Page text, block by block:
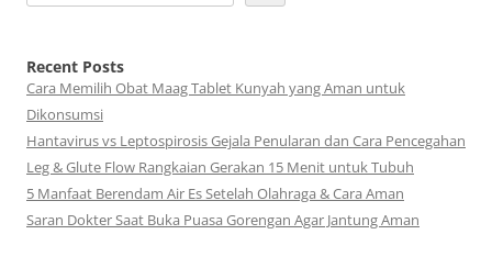
Recent Posts
Cara Memilih Obat Maag Tablet Kunyah yang Aman untuk
Dikonsumsi
Hantavirus vs Leptospirosis Gejala Penularan dan Cara Pencegahan
Leg & Glute Flow Rangkaian Gerakan 15 Menit untuk Tubuh
5 Manfaat Berendam Air Es Setelah Olahraga & Cara Aman
Saran Dokter Saat Buka Puasa Gorengan Agar Jantung Aman